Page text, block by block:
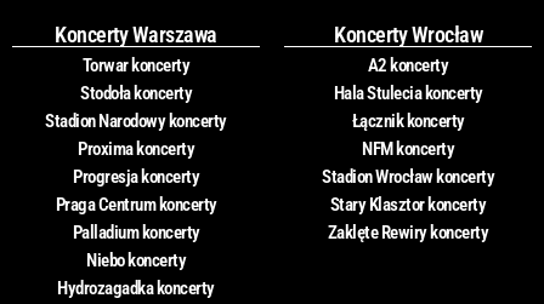
Koncerty Warszawa
Torwar koncerty
Stodoła koncerty
Stadion Narodowy koncerty
Proxima koncerty
Progresja koncerty
Praga Centrum koncerty
Palladium koncerty
Niebo koncerty
Hydrozagadka koncerty
Koncerty Wrocław
A2 koncerty
Hala Stulecia koncerty
Łącznik koncerty
NFM koncerty
Stadion Wrocław koncerty
Stary Klasztor koncerty
Zaklęte Rewiry koncerty